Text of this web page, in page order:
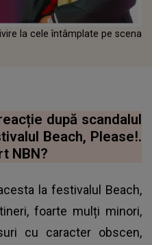
la cele întâmplate pe scena
după scandalul
Beach, Please!.
NBN?
la festivalul Beach,
foarte mulți minori,
cu caracter obscen,